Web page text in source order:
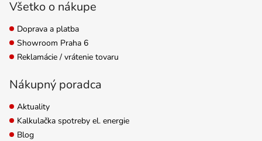
Všetko o nákupe
Doprava a platba
Showroom Praha 6
Reklamácie / vrátenie tovaru
Nákupný poradca
Aktuality
Kalkulačka spotreby el. energie
Blog